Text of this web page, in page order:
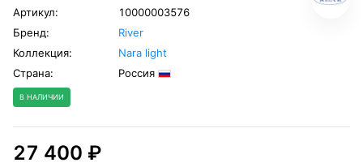
Артикул:
10000003576
Бренд:
River
Коллекция:
Nara light
Страна:
Россия
В НАЛИЧИИ
27 400 ₽